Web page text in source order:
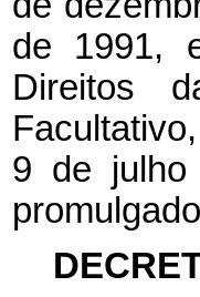
de 1991,
Direitos
9 de